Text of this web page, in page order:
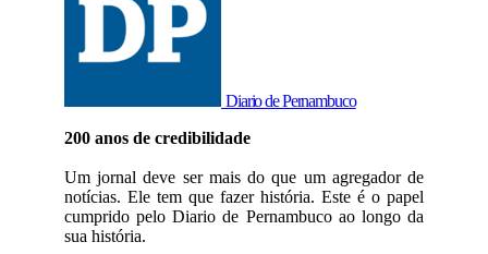
Diario de Pernambuco
200 anos de credibilidade
Um jornal deve ser mais do que um agregador de
notícias. Ele tem que fazer história. Este é o papel
cumprido pelo Diario de Pernambuco ao longo da
sua história.